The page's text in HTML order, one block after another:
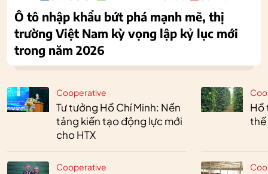
Cooperative
Tư tưởng Hồ Chí Minh: Nền
tảng kiến tạo động lực mới
cho HTX
Cooperative
Hồ
thế
Ô tô nhập khẩu bứt phá mạnh mẽ, thị
trường Việt Nam kỳ vọng lập kỷ lục mới
trong năm 2026